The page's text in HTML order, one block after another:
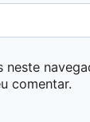
neste
comentar.